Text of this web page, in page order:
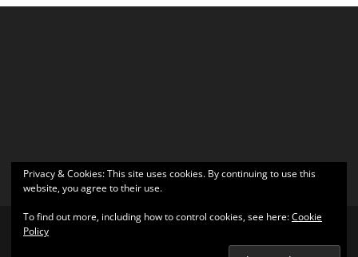
| Υποστηρίζεται από
Privacy & Cookies: This site uses cookies. By continuing to use this
website, you agree to their use.
To find out more, including how to control cookies, see here:Cookie
Policy